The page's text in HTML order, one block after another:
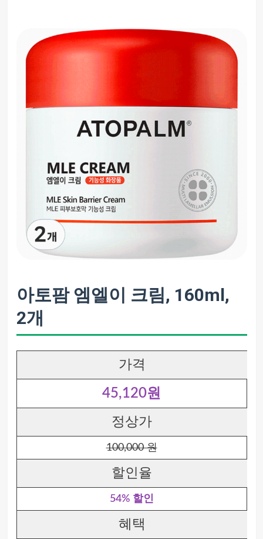
아토팜 엠엘이 크림, 160ml,
2개
가격
45,120원
정상가
100,000 원
할인율
54% 할인
혜택